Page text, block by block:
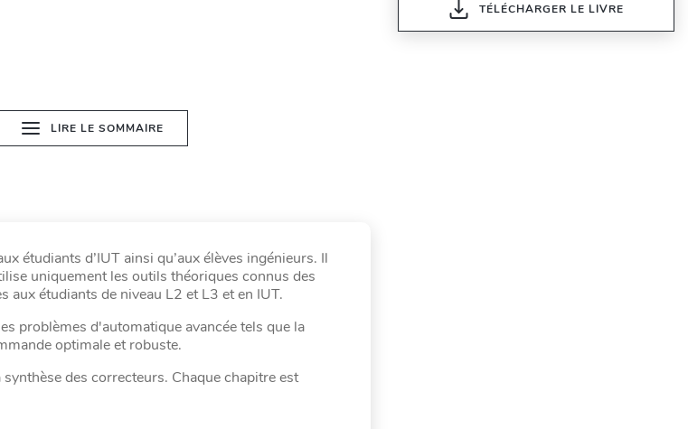
LIRE LE SOMMAIRE
étudiants d’IUT ainsi qu’aux élèves ingénieurs. Il
uniquement les outils théoriques connus des
aux étudiants de niveau L2 et L3 et en IUT.
problèmes d'automatique avancée tels que la
optimale et robuste.
des correcteurs. Chaque chapitre est
TÉLÉCHARGER LE LIVRE